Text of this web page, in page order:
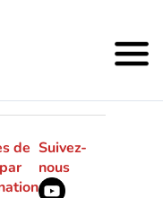
de Suivez-
nous